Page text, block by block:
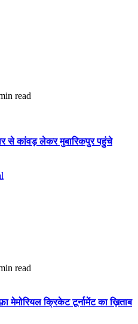
read
से कांवड़ लेकर मुबारिकपुर पहुंचे
read
मेमोरियल क्रिकेट टूर्नामेंट का ख़िताब